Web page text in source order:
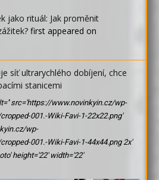
jako rituál: Jak proměnit
first appeared on
síť ultrarychlého dobíjení, chce
stanicemi
src='https://www.novinkyin.cz/wp-
001.-Wiki-Favi-1-22x22.png'
wp-
001.-Wiki-Favi-1-44x44.png 2x'
height='22' width='22'